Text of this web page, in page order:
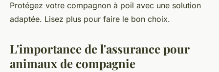
Protégez votre compagnon à poil avec une solution
adaptée. Lisez plus pour faire le bon choix.
L'importance de l'assurance pour
animaux de compagnie